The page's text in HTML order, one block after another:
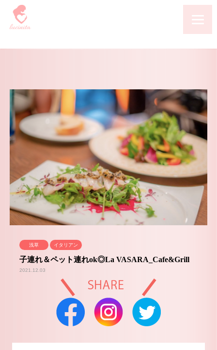
浅草 イタリアン
子連れ＆ペット連れok◎La VASARA_Cafe&Grill
2021.12.03